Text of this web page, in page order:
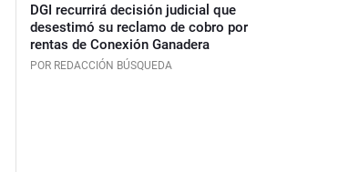
DGI recurrirá decisión judicial que
desestimó su reclamo de cobro por
rentas de Conexión Ganadera
POR REDACCIÓN BÚSQUEDA